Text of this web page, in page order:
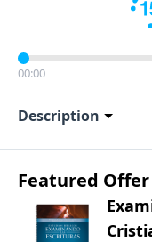
00:00
Description
Featured Offer